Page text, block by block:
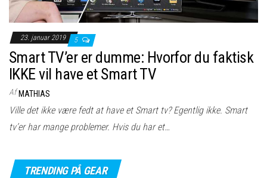
23. januar 2019 5
Smart TV’er er dumme: Hvorfor du faktisk
IKKE vil have et Smart TV
Af MATHIAS
Ville det ikke være fedt at have et Smart tv? Egentlig ikke. Smart
tv’er har mange problemer. Hvis du har et…
TRENDING PÅ GEAR